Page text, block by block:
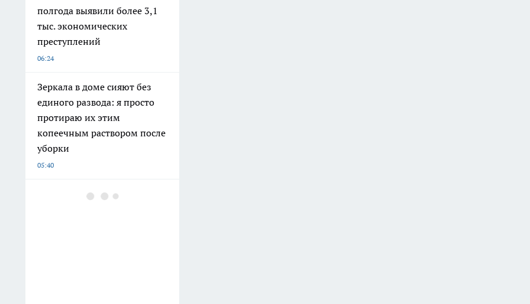
полгода выявили более 3,1
тыс. экономических
преступлений
06:24
Зеркала в доме сияют без
единого развода: я просто
протираю их этим
копеечным раствором после
уборки
05:40
В Ростовской области